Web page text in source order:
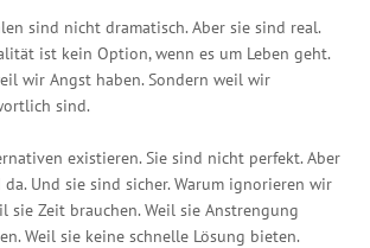
sind nicht dramatisch. Aber sie sind real.
ist kein Option, wenn es um Leben geht.
wir Angst haben. Sondern weil wir
sind.
existieren. Sie sind nicht perfekt. Aber
da. Und sie sind sicher. Warum ignorieren wir
sie Zeit brauchen. Weil sie Anstrengung
Weil sie keine schnelle Lösung bieten.